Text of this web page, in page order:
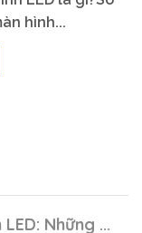
hình...
Những ...